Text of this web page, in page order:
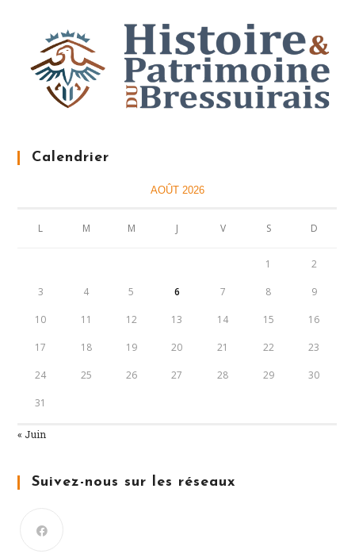
Calendrier
AOÛT 2026
L M M J V S D
1 2
3 4 5 6 7 8 9
10 11 12 13 14 15 16
17 18 19 20 21 22 23
24 25 26 27 28 29 30
31
« Juin
Suivez-nous sur les réseaux